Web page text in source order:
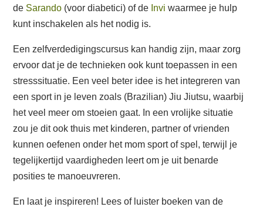
de Sarando (voor diabetici) of de Invi waarmee je hulp
kunt inschakelen als het nodig is.
Een zelfverdedigingscursus kan handig zijn, maar zorg
ervoor dat je de technieken ook kunt toepassen in een
stresssituatie. Een veel beter idee is het integreren van
een sport in je leven zoals (Brazilian) Jiu Jiutsu, waarbij
het veel meer om stoeien gaat. In een vrolijke situatie
zou je dit ook thuis met kinderen, partner of vrienden
kunnen oefenen onder het mom sport of spel, terwijl je
tegelijkertijd vaardigheden leert om je uit benarde
posities te manoeuvreren.
En laat je inspireren! Lees of luister boeken van de